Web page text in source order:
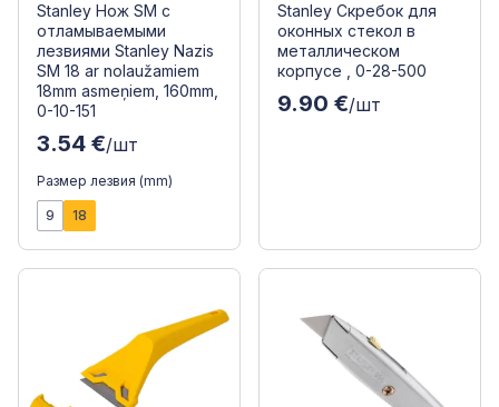
Stanley Нож SM с
отламываемыми
лезвиями Stanley Nazis
SM 18 ar nolaužamiem
18mm asmeņiem, 160mm,
0-10-151
3.54 €/шт
Размер лезвия (mm)
9 18
Stanley Скребок для
оконных стекол в
металлическом
корпусе , 0-28-500
9.90 €/шт